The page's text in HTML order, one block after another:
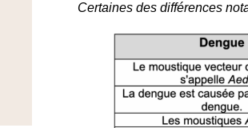
Certaines des différences